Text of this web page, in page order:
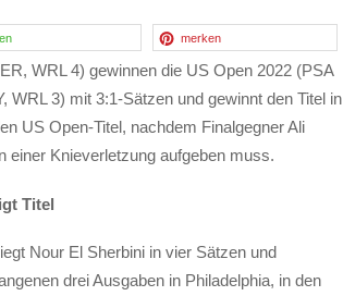
merken
WRL 4) gewinnen die US Open 2022 (PSA
WRL 3) mit 3:1-Sätzen und gewinnt den Titel in
US Open-Titel, nachdem Finalgegner Ali
einer Knieverletzung aufgeben muss.
Titel
Nour El Sherbini in vier Sätzen und
drei Ausgaben in Philadelphia, in den